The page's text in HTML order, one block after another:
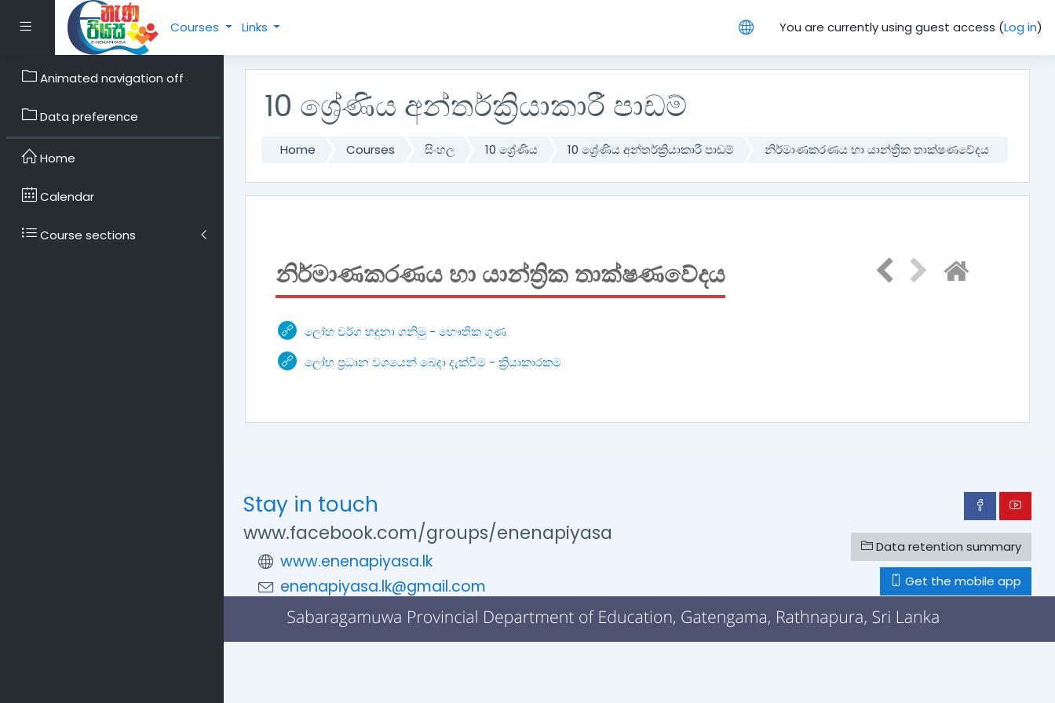
Side panel Courses Links You are currently using guest access (Log in)
10 ශ්‍රේණිය අන්තර්ක්‍රියාකාරී පාඩම්
Home Courses සිංහල 10 ශ්‍රේණිය 10 ශ්‍රේණිය අන්තර්ක්‍රියාකාරී පාඩම් නිර්මාණකරණය හා යාන්ත්‍රික තාක්ෂණවේදය
නිර්මාණකරණය හා යාන්ත්‍රික තාක්ෂණවේදය
ලෝහ වර්ග හඳුනා ගනිමු - භෞතික ගුණ
ලෝහ ප්‍රධාන වශයෙන් බෙදා දැක්වීම - ක්‍රියාකාරකම
Animated navigation off
Data preference
Home
Calendar
Course sections
Stay in touch
www.facebook.com/groups/enenapiyasa
www.enenapiyasa.lk
enenapiyasa.lk@gmail.com
Data retention summary
Get the mobile app